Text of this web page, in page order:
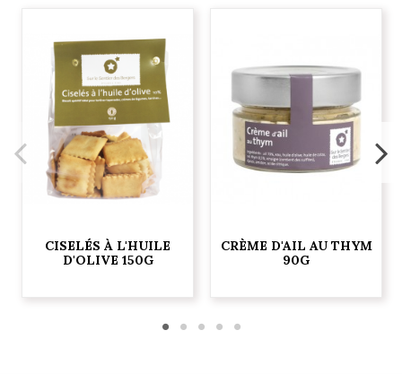
CISELÉS À L'HUILE
D'OLIVE 150G
CRÈME D'AIL AU THYM
90G